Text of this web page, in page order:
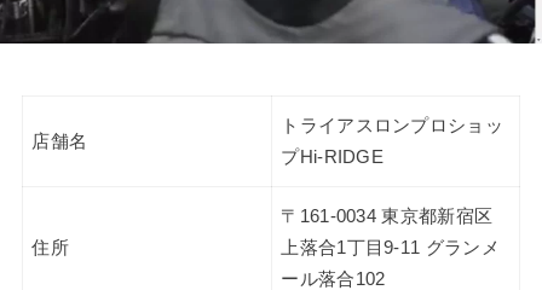
店舗名
トライアスロンプロショッ
プHi-RIDGE
住所
〒161-0034 東京都新宿区
上落合1丁目9-11 グランメ
ール落合102